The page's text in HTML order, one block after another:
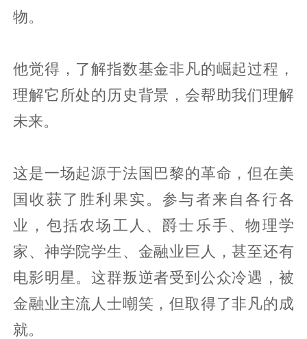
物。
他觉得，了解指数基金非凡的崛起过程，
理解它所处的历史背景，会帮助我们理解
未来。
这是一场起源于法国巴黎的革命，但在美
国收获了胜利果实。参与者来自各行各
业，包括农场工人、爵士乐手、物理学
家、神学院学生、金融业巨人，甚至还有
电影明星。这群叛逆者受到公众冷遇，被
金融业主流人士嘲笑，但取得了非凡的成
就。